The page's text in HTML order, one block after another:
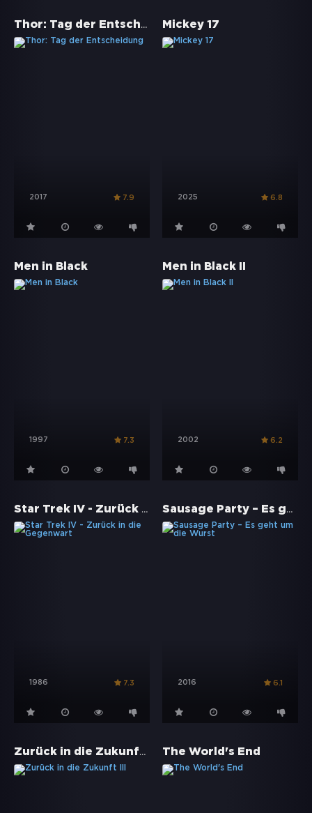
Thor: Tag der Entscheidung
2017 7.9
Mickey 17
2025 6.8
Men in Black
1997 7.3
Men in Black II
2002 6.2
Star Trek IV - Zurück in die Gegenwart
1986 7.3
Sausage Party – Es geht um die Wurst
2016 6.1
Zurück in die Zukunft III The World's End